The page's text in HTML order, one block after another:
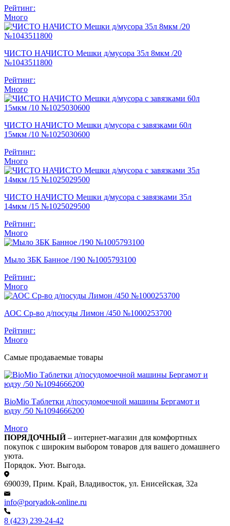
Рейтинг:
Много
ЧИСТО НАЧИСТО Мешки д/мусора 35л 8мкм /20
№1043511800
Рейтинг:
Много
ЧИСТО НАЧИСТО Мешки д/мусора с завязками 60л
15мкм /10 №1025030600
Рейтинг:
Много
ЧИСТО НАЧИСТО Мешки д/мусора с завязками 35л
14мкм /15 №1025029500
Рейтинг:
Много
Мыло ЗБК Банное /190 №1005793100
Рейтинг:
Много
АОС Ср-во д/посуды Лимон /450 №1000253700
Рейтинг:
Много
Самые продаваемые товары
BioMio Таблетки д/посудомоечной машины Бергамот и
юдзу /50 №1094666200
Много
ПОРЯДОЧНЫЙ– интернет-магазин для комфортных
покупок с широким выбором товаров для вашего домашнего
уюта.
Порядок. Уют. Выгода.
690039, Прим. Край, Владивосток, ул. Енисейская, 32а
info@poryadok-online.ru
8 (423) 239-24-42